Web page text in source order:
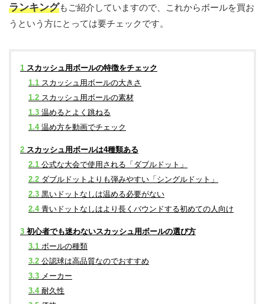
ランキングもご紹介していますので、これからボールを買お
うという方にとっては要チェックです。
1 スカッシュ用ボールの特徴をチェック
1.1 スカッシュ用ボールの大きさ
1.2 スカッシュ用ボールの素材
1.3 温めるとよく跳ねる
1.4温め方を動画でチェック
2 スカッシュ用ボールは4種類ある
2.1 公式な大会で使用される「ダブルドット」
2.2 ダブルドットよりも弾みやすい「シングルドット」
2.3 黒いドットなしは温める必要がない
2.4青いドットなしはより長くバウンドする初めての人向け
3 初心者でも迷わないスカッシュ用ボールの選び方
3.1 ボールの種類
3.2 公認球は高品質なのでおすすめ
3.3 メーカー
3.4耐久性